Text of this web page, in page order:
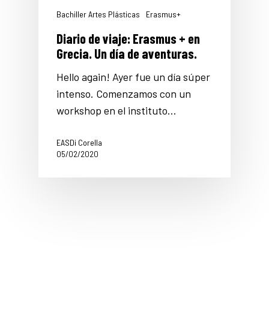
Bachiller Artes Plásticas
Erasmus+
Diario de viaje: Erasmus + en
Grecia. Un día de aventuras.
Hello again! Ayer fue un día súper
intenso. Comenzamos con un
workshop en el instituto…
EASDi Corella
05/02/2020